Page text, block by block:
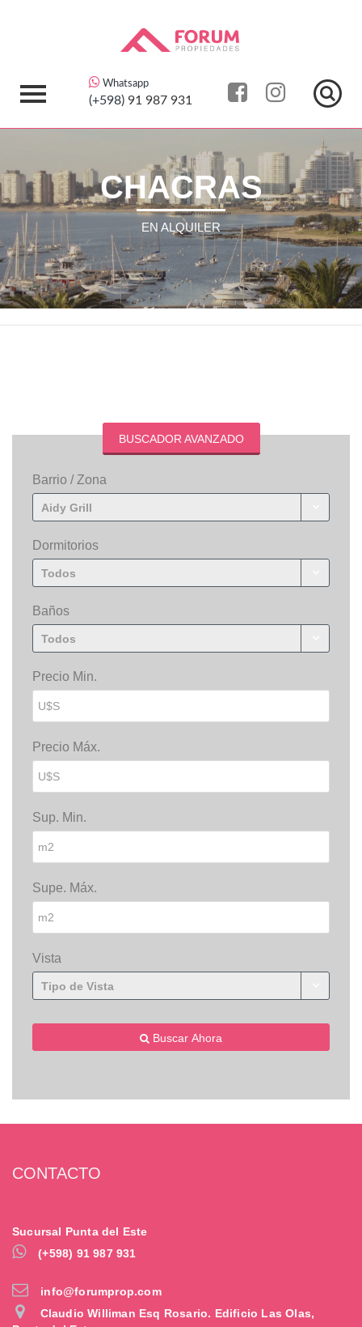
Whatsapp
(+598) 91 987 931
CHACRAS
EN ALQUILER
BUSCADOR AVANZADO
Barrio / Zona
Aidy Grill
Dormitorios
Todos
Baños
Todos
Precio Min.
Precio Máx.
Sup. Min.
Supe. Máx.
Vista
Tipo de Vista
Buscar Ahora
CONTACTO
Sucursal Punta del Este
(+598) 91 987 931
info@forumprop.com
Claudio Williman Esq Rosario. Edificio Las Olas,